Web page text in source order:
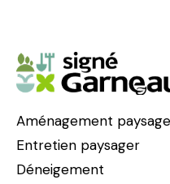
Aménagement
Entretien paysager
Déneigement